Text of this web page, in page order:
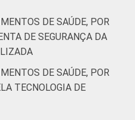
DE SAÚDE, POR
DE SEGURANÇA DA
DE SAÚDE, POR
TECNOLOGIA DE